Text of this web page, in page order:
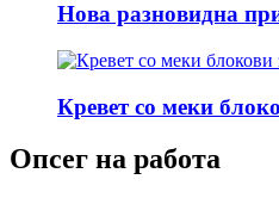
Нова разновидна
Кревет со меки
Опсег на работа